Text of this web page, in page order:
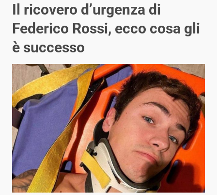
Il ricovero d’urgenza di
Federico Rossi, ecco cosa gli
è successo